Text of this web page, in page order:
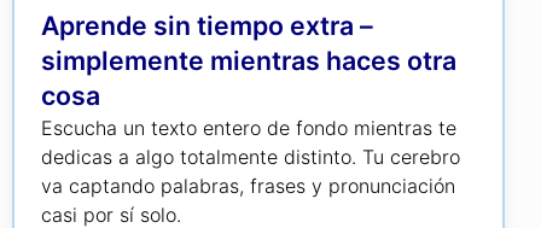
Aprende sin tiempo extra –
simplemente mientras haces otra
cosa
Escucha un texto entero de fondo mientras te
dedicas a algo totalmente distinto. Tu cerebro
va captando palabras, frases y pronunciación
casi por sí solo.